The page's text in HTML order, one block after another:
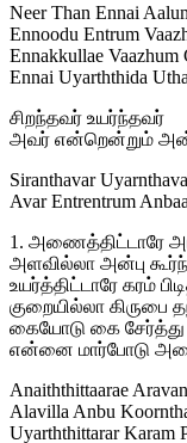
Neer Than Ennai
Ennoodu Entrum
Ennakkullae Vaazhum
Ennai Uyarththida
சிறந்தவர் உயர்ந்தவர்
அவர் என்றென்றும்
Siranthavar
Avar Entrentrum
1. அணைத்திட்டாரே
அளவில்லா அன்பு
உயர்த்திட்டாரே கரம்
குறையில்லா கிருபை
கையோடு கை சேர்த்து
என்னை மார்போடு
Anaiththittaarae
Alavilla Anbu
Uyarththittarar Karam